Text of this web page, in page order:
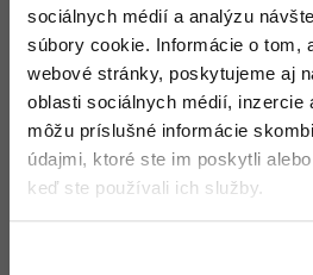
sociálnych médií a analýzu
súbory cookie. Informácie o tom,
webové stránky, poskytujeme aj
oblasti sociálnych médií, inzercie
môžu príslušné informácie
údajmi, ktoré ste im poskytli
keď ste používali ich služby.
19. diel:Android
aktivity pre viac
PRO Nehodnotené